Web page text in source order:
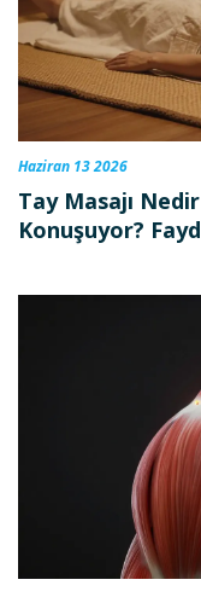
Haziran 13 2026
Tay Masajı
Konuşuyor?